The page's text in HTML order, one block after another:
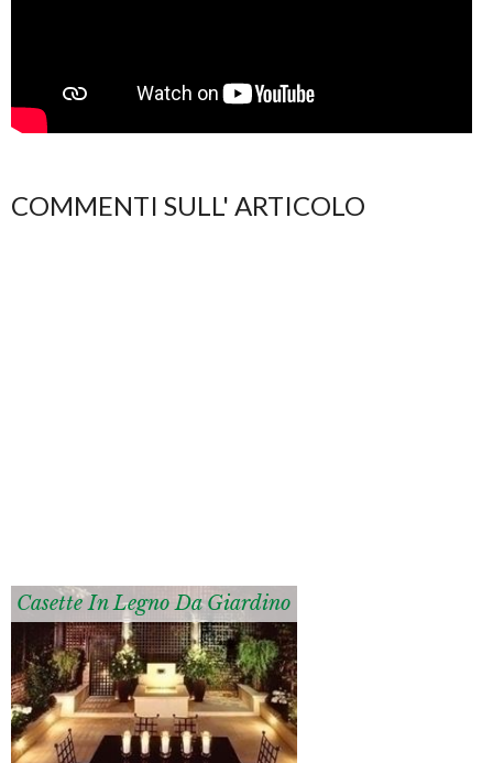
COMMENTI SULL' ARTICOLO
Casette In Legno Da Giardino